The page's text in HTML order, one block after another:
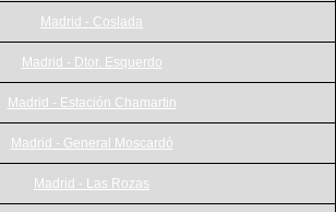
Madrid - Coslada
Madrid - Dtor. Esquerdo
Madrid - Estación Chamartin
Madrid - General Moscardó
Madrid - Las Rozas